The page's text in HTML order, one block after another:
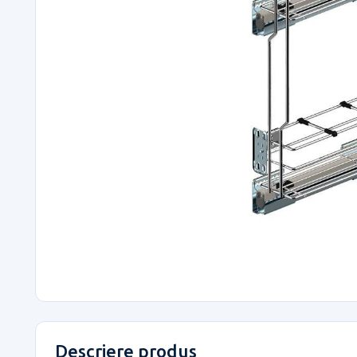
Descriere produs